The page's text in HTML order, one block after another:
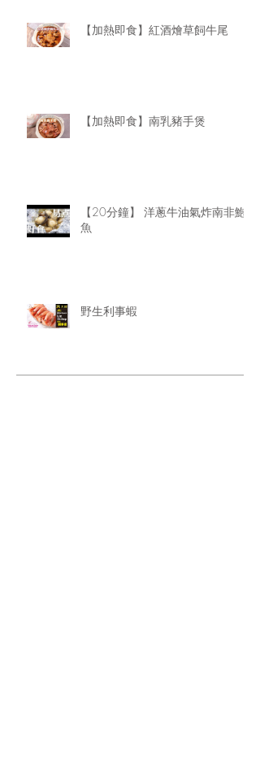
【加熱即食】紅酒燴草飼牛尾
【加熱即食】南乳豬手煲
【20分鐘】 洋蔥牛油氣炸南非鮑
魚
野生利事蝦